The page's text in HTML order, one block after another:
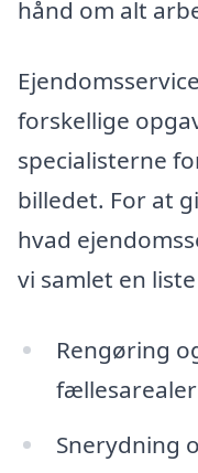
hånd om alt
forskellige
specialisterne
billedet. For at
hvad
vi samlet en
Rengøring
fællesarealer
Snerydning